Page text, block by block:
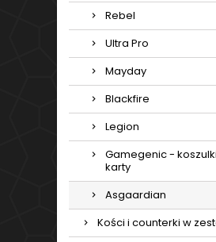
Rebel
Ultra Pro
Mayday
Blackfire
Legion
Gamegenic -
karty
Asgaardian
Kości i counterki w